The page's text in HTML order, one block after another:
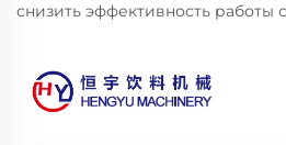
снизить эффективность работы